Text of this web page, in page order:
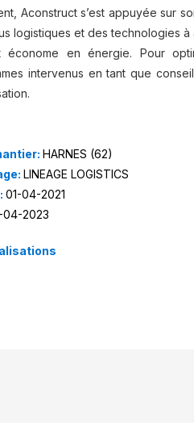
Aconstruct s’est appuyée sur
logistiques et des technologies
économe en énergie. Pour
intervenus en tant que
HARNES (62)
LINEAGE LOGISTICS
01-04-2021
04-2023